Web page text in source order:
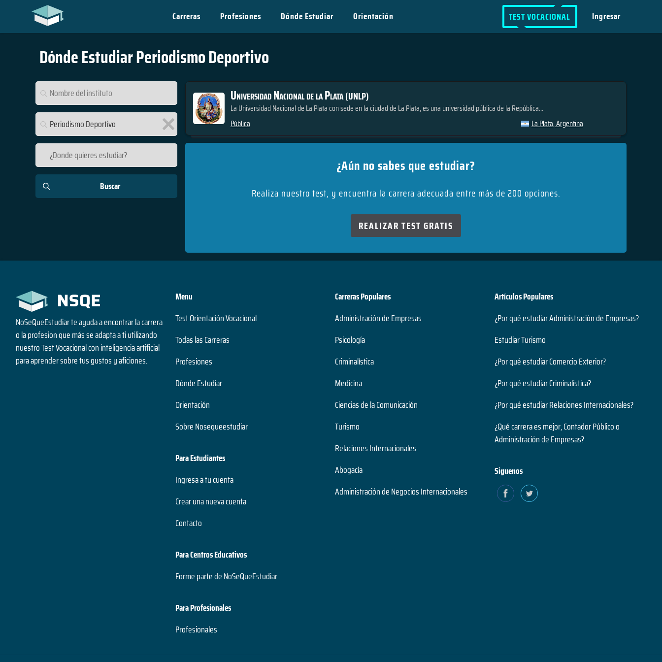
Carreras Profesiones Dónde Estudiar Orientación TEST VOCACIONAL Ingresar
Dónde EstudiarPeriodismo Deportivo
Universidad Nacional de la Plata(UNLP)
La Universidad Nacional de La Plata con sede en la ciudad de La Plata, es una universidad pública de la República...
Pública
La Plata, Argentina
¿Aún no sabes que estudiar?
Realiza nuestro test, y encuentra la carrera adecuada entre más de 200 opciones.
REALIZAR TEST GRATIS
Alemania
Argentina
Colombia
Costa Rica
Ecuador
El Salvador
NoSeQueEstudiar te ayuda a encontrar la carrera
o la profesion que más se adapta a ti utilizando
nuestro Test Vocacional con inteligencia artificial
para aprender sobre tus gustos y aficiones.
Menu
Test Orientación Vocacional
Todas las Carreras
Profesiones
Dónde Estudiar
Orientación
Sobre Nosequeestudiar
Para Estudiantes
Ingresa a tu cuenta
Crear una nueva cuenta
Contacto
Para Centros Educativos
Forme parte de NoSeQueEstudiar
Para Profesionales
Profesionales
Carreras Populares
Administración de Empresas
Psicología
Criminalística
Medicina
Ciencias de la Comunicación
Turismo
Relaciones Internacionales
Abogacía
Administración de Negocios Internacionales
Artículos Populares
¿Por qué estudiar Administración de Empresas?
Estudiar Turismo
¿Por qué estudiar Comercio Exterior?
¿Por qué estudiar Criminalística?
¿Por qué estudiar Relaciones Internacionales?
¿Qué carrera es mejor, Contador Público o
Administración de Empresas?
Siguenos